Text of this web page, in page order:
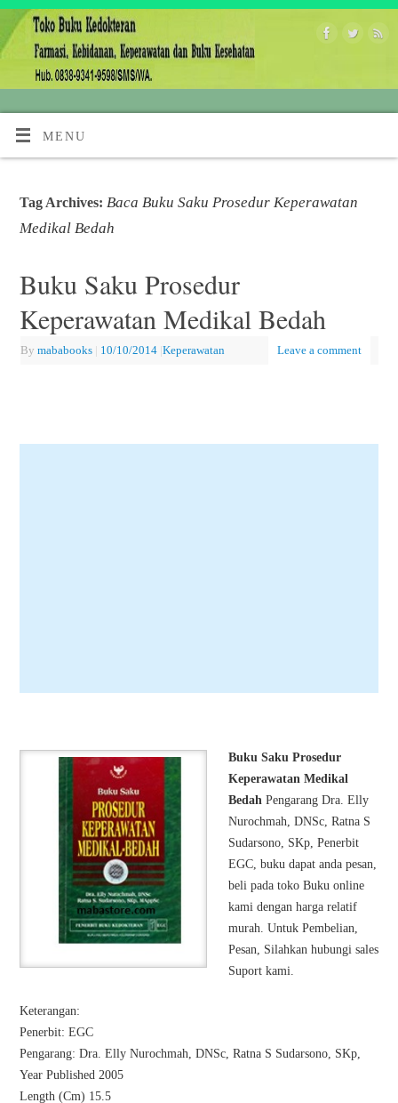
MENU
Tag Archives: Baca Buku Saku Prosedur Keperawatan
Medikal Bedah
Buku Saku Prosedur
Keperawatan Medikal Bedah
By mababooks | 10/10/2014 |Keperawatan Leave a comment
Buku Saku Prosedur
Keperawatan Medikal
Bedah Pengarang Dra. Elly
Nurochmah, DNSc, Ratna S
Sudarsono, SKp, Penerbit
EGC, buku dapat anda pesan,
beli pada toko Buku online
kami dengan harga relatif
murah. Untuk Pembelian,
Pesan, Silahkan hubungi sales
Suport kami.
Keterangan:
Penerbit: EGC
Pengarang: Dra. Elly Nurochmah, DNSc, Ratna S Sudarsono, SKp,
Year Published 2005
Length (Cm) 15.5